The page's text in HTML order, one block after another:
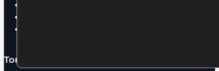
Топ категории